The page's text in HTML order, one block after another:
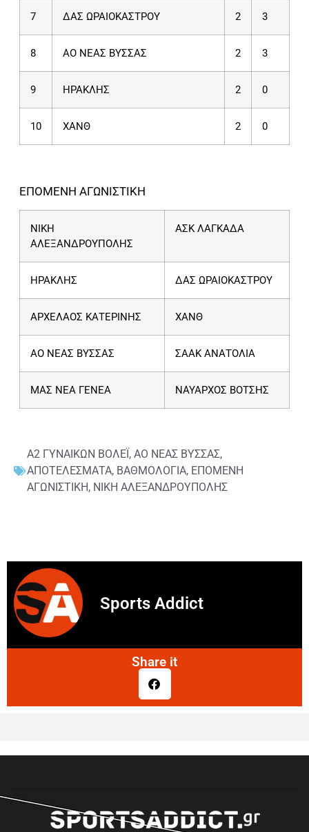
7 ΔΑΣ ΩΡΑΙΟΚΑΣΤΡΟΥ 2 3
8 ΑΟ ΝΕΑΣ ΒΥΣΣΑΣ 2 3
9 ΗΡΑΚΛΗΣ 2 0
10 ΧΑΝΘ 2 0
ΕΠΟΜΕΝΗ ΑΓΩΝΙΣΤΙΚΗ
ΝΙΚΗ
ΑΛΕΞΑΝΔΡΟΥΠΟΛΗΣ
ΑΣΚ ΛΑΓΚΑΔΑ
ΗΡΑΚΛΗΣ ΔΑΣ ΩΡΑΙΟΚΑΣΤΡΟΥ
ΑΡΧΕΛΑΟΣ ΚΑΤΕΡΙΝΗΣ ΧΑΝΘ
ΑΟ ΝΕΑΣ ΒΥΣΣΑΣ ΣΑΑΚ ΑΝΑΤΟΛΙΑ
ΜΑΣ ΝΕΑ ΓΕΝΕΑ ΝΑΥΑΡΧΟΣ ΒΟΤΣΗΣ
Α2 ΓΥΝΑΙΚΩΝ ΒΟΛΕΪ , ΑΟ ΝΕΑΣ ΒΥΣΣΑΣ,
ΑΠΟΤΕΛΕΣΜΑΤΑ, ΒΑΘΜΟΛΟΓΙΑ, ΕΠΟΜΕΝΗ
ΑΓΩΝΙΣΤΙΚΗ, ΝΙΚΗ ΑΛΕΞΑΝΔΡΟΥΠΟΛΗΣ
Sports Addict
Share it